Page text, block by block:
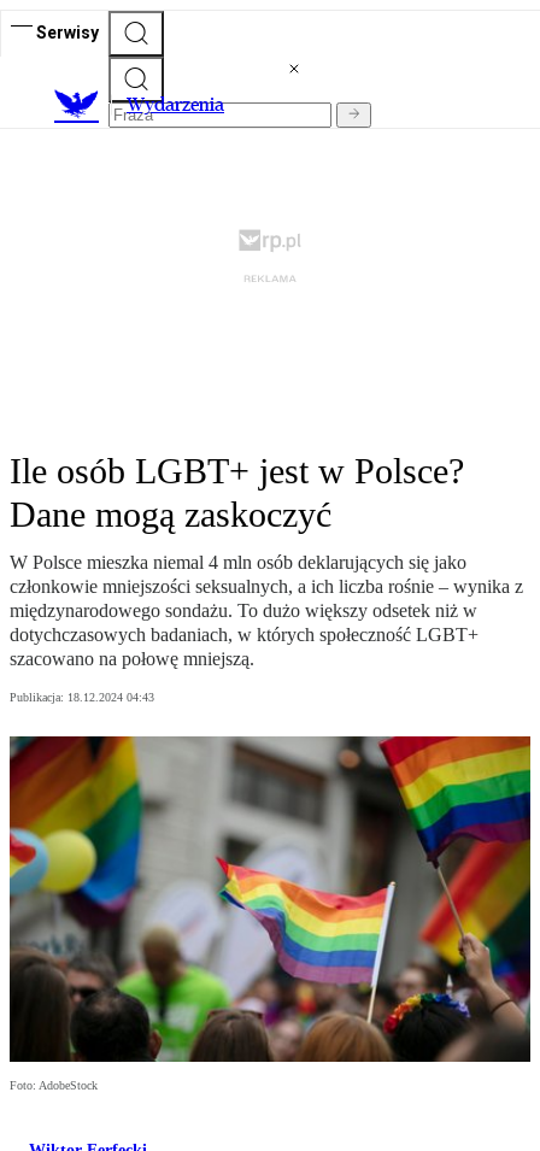
Serwisy
Wydarzenia
Ile osób LGBT+ jest w Polsce?
Dane mogą zaskoczyć
W Polsce mieszka niemal 4 mln osób deklarujących się jako
członkowie mniejszości seksualnych, a ich liczba rośnie – wynika z
międzynarodowego sondażu. To dużo większy odsetek niż w
dotychczasowych badaniach, w których społeczność LGBT+
szacowano na połowę mniejszą.
Publikacja: 18.12.2024 04:43
Foto: AdobeStock